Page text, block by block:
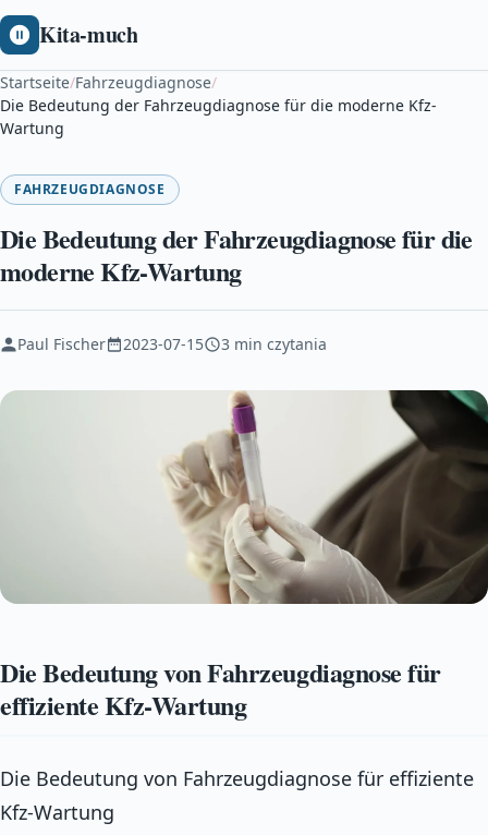
Kita-much
Startseite/Fahrzeugdiagnose/
Die Bedeutung der Fahrzeugdiagnose für die moderne Kfz-
Wartung
FAHRZEUGDIAGNOSE
Die Bedeutung der Fahrzeugdiagnose für die
moderne Kfz-Wartung
Paul Fischer 2023-07-15 3 min czytania
Die Bedeutung von Fahrzeugdiagnose für
effiziente Kfz-Wartung
Die Bedeutung von Fahrzeugdiagnose für effiziente
Kfz-Wartung